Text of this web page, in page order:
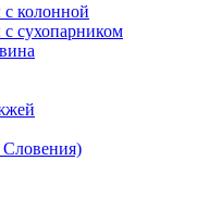
колонной
сухопарником